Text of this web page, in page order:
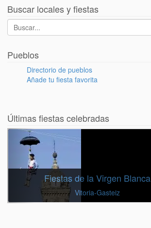
Buscar locales y fiestas
Pueblos
Directorio de pueblos
Añade tu fiesta favorita
Últimas fiestas celebradas
Fiestas de la Virgen Blanca
Vitoria-Gasteiz